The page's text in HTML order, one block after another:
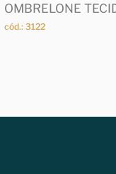
OMBRELONE
cód.: 3122